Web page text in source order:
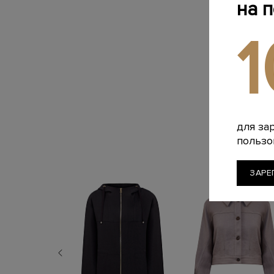
на
для